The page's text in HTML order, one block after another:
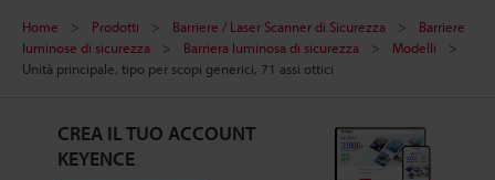
Home Prodotti Barriere / Laser Scanner di Sicurezza
Barriere
luminose di sicurezza
Barriera luminosa di sicurezza
Modelli
Unità principale, tipo per scopi generici, 71 assi ottici
CREA IL TUO ACCOUNT
KEYENCE